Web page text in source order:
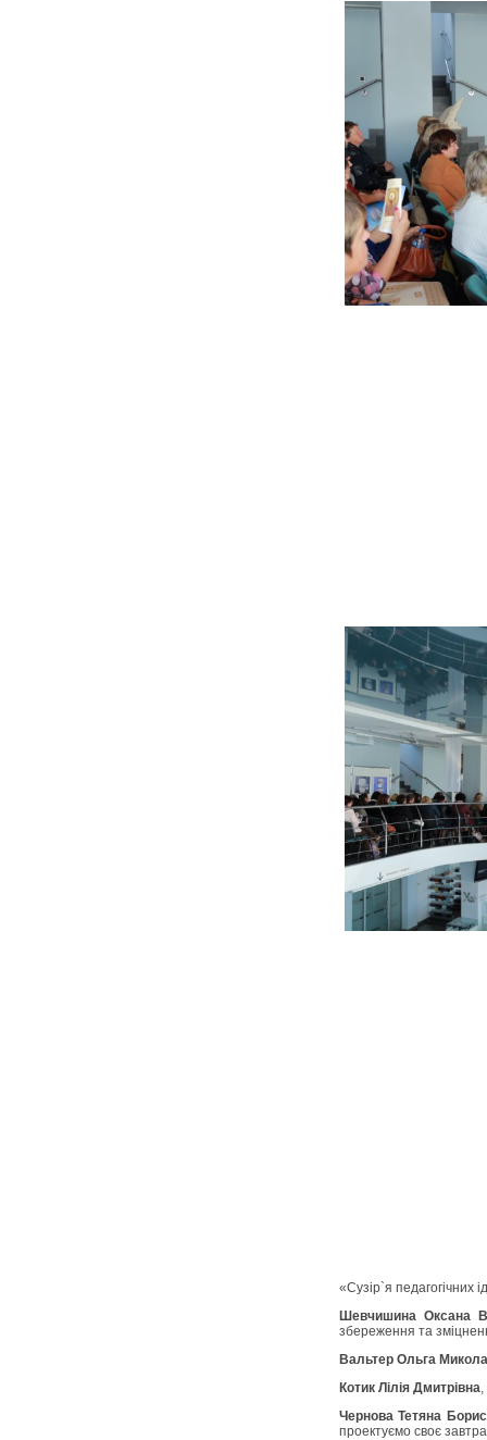
«Сузір`я педагогічних
Шевчишина Оксана
збереження та
Вальтер Ольга
Котик Лілія Дмитрівна,
Чернова Тетяна
проектуємо своє